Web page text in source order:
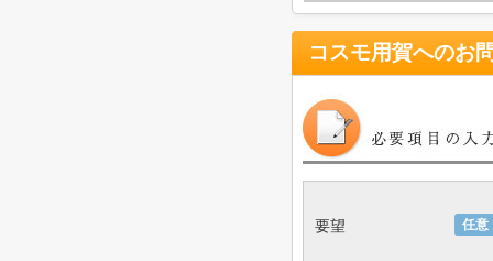
コスモ用賀へのお
任意
要望